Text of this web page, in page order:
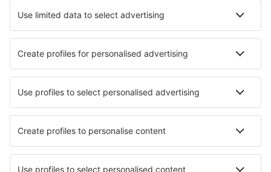
Hoteluri în Woodbridge Hoteluri în Kendal
Hoteluri în Croydon Hoteluri în Castle Douglas
Cele mai bune hoteluri - orașe
Hoteluri în Vladimir Hoteluri în Nógrádgárdony
Hoteluri în Cleveland Hoteluri în Campagnatico
Hoteluri în Bois-Colombes Hoteluri în Zogno